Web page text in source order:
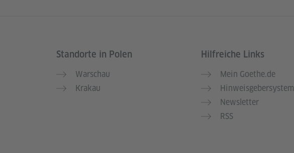
Service- und Informationsbereich
Standorte in Polen
Warschau
Krakau
Hilfreiche Links
Mein Goethe.de
Hinweisgebersystem
Newsletter
RSS